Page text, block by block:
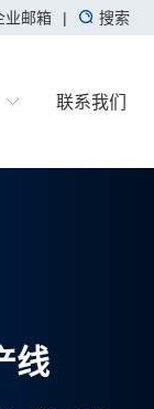
业邮箱 | 搜索
联系我们
线